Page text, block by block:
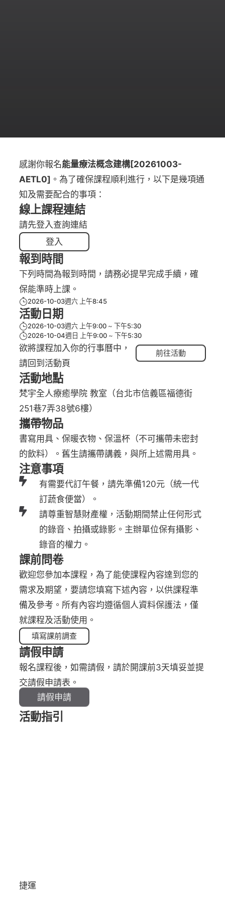
感謝你報名能量療法概念建構[20261003-
AETL0] 。為了確保課程順利進行，以下是幾項通
知及需要配合的事項：
線上課程連結
請先登入查詢連結
登入
報到時間
下列時間為報到時間，請務必提早完成手續，確
保能準時上課。
2026-10-03週六 上午8:45
活動日期
2026-10-03週六 上午9:00
下午5:30
2026-10-04週日 上午9:00
下午5:30
欲將課程加入你的行事曆中，
請回到活動頁
前往活動
活動地點
梵宇全人療癒學院 教室（台北市信義區福德街
251巷7弄38號6樓）
攜帶物品
書寫用具、保暖衣物、保溫杯（不可攜帶未密封
的飲料）。舊生請攜帶講義，與所上述需用具。
注意事項
有需要代訂午餐，請先準備120元（統一代
訂蔬食便當）。
請尊重智慧財產權，活動期間禁止任何形式
的錄音、拍攝或錄影。主辦單位保有攝影、
錄音的權力。
課前問卷
歡迎您參加本課程，為了能使課程內容達到您的
需求及期望，要請您填寫下述內容，以供課程準
備及參考。所有內容均遵循個人資料保護法，僅
就課程及活動使用。
填寫課前調查
請假申請
報名課程後，如需請假，請於開課前3天填妥並提
交請假申請表。
請假申請
活動指引
捷運